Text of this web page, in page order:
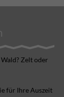
Zelt oder
für Ihre Aus­zeit